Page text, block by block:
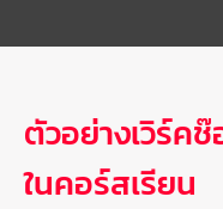
ตัวอย่างเวิร์ค
ในคอร์สเรียน